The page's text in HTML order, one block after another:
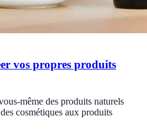
vos propres produits
même des produits naturels
cosmétiques aux produits